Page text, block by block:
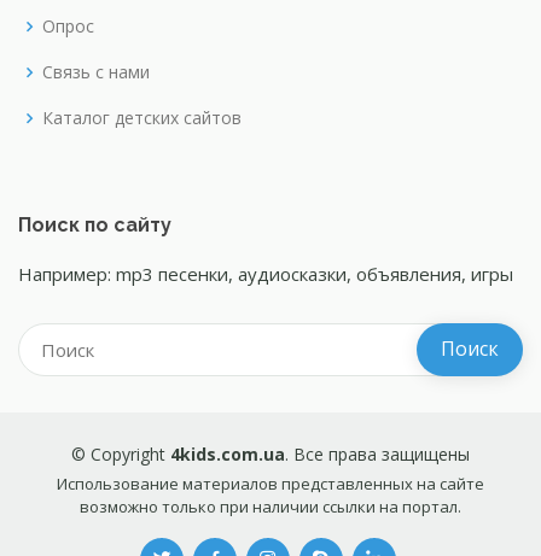
Опрос
Связь с нами
Каталог детских сайтов
Поиск по сайту
Например: mp3 песенки, аудиосказки, объявления, игры
© Copyright 4kids.com.ua. Все права защищены
Использование материалов представленных на сайте
возможно только при наличии ссылки на портал.